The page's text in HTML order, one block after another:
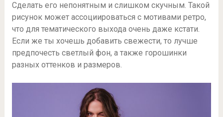
Сделать его непонятным и слишком скучным. Такой
рисунок может ассоциироваться с мотивами ретро,
что для тематического выхода очень даже кстати.
Если же ты хочешь добавить свежести, то лучше
предпочесть светлый фон, а также горошинки
разных оттенков и размеров.